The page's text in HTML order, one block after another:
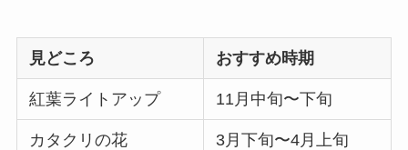
見どころ おすすめ時期
紅葉ライトアップ 11月中旬〜下旬
カタクリの花 3月下旬〜4月上旬